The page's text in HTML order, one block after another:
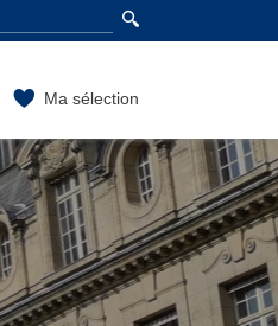
Ma sélection